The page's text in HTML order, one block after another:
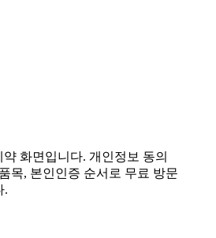
화면입니다. 개인정보 동의
목, 본인인증 순서로 무료 방문
.